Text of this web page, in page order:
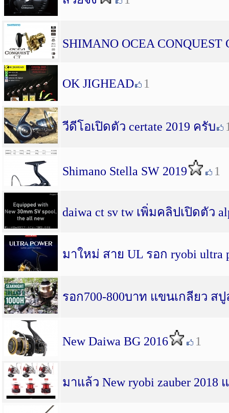
SHIMANO OCEA CONQUEST
OK JIGHEAD 1
วีดีโอเปิดตัว certate 2019 ครับ
Shimano Stella SW 2019 1
daiwa ct sv tw เพิ่มคลิปเปิดตัว
มาใหม่ สาย UL รอก ryobi ultra
รอก700-800บาท แขนเกลียว ส
New Daiwa BG 2016 1
มาแล้ว New ryobi zauber 2018